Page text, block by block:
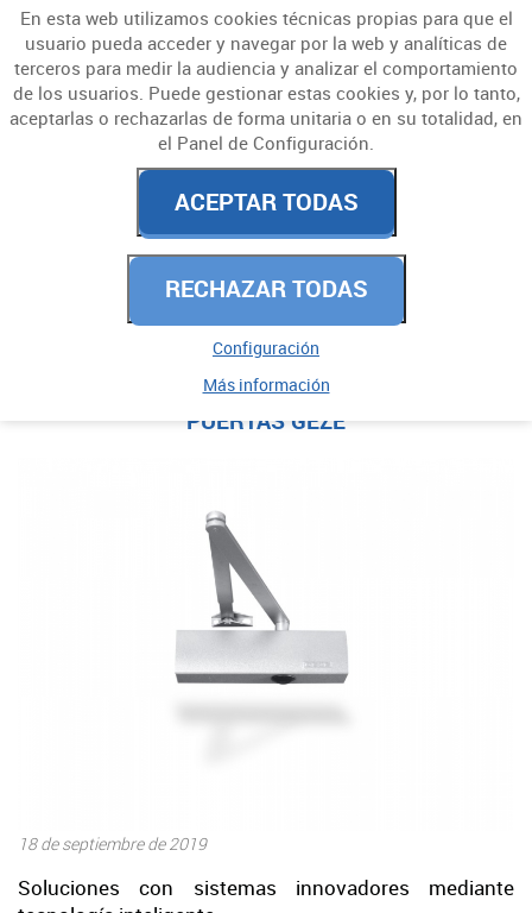
NUESTRO BLOG
ENTRADAS
Septiembre
INCORPORAMOS LA GAMA DE CIERRA
PUERTAS GEZE
18 de septiembre de 2019
Soluciones con sistemas innovadores mediante
En esta web utilizamos cookies técnicas propias para que el
usuario pueda acceder y navegar por la web y analíticas de
terceros para medir la audiencia y analizar el comportamiento
de los usuarios. Puede gestionar estas cookies y, por lo tanto,
aceptarlas o rechazarlas de forma unitaria o en su totalidad, en
el Panel de Configuración.
ACEPTAR TODAS
RECHAZAR TODAS
Configuración
Más información